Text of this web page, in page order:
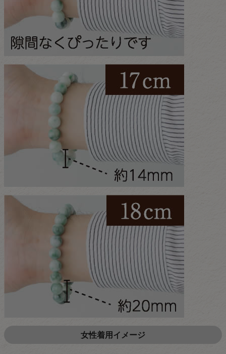
女性着用イメージ